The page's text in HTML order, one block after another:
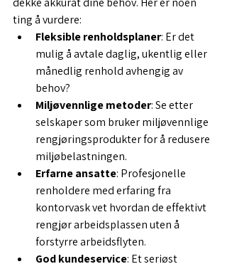
ting å vurdere:
Fleksible renholdsplaner: Er det
mulig å avtale daglig, ukentlig eller
månedlig renhold avhengig av
behov?
Miljøvennlige metoder: Se etter
selskaper som bruker miljøvennlige
rengjøringsprodukter for å redusere
miljøbelastningen.
Erfarne ansatte: Profesjonelle
renholdere med erfaring fra
kontorvask vet hvordan de effektivt
rengjør arbeidsplassen uten å
forstyrre arbeidsflyten.
God kundeservice: Et seriøst